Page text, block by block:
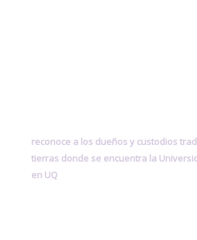
reconoce a los dueños y custodios
tierras donde se encuentra la
en UQ